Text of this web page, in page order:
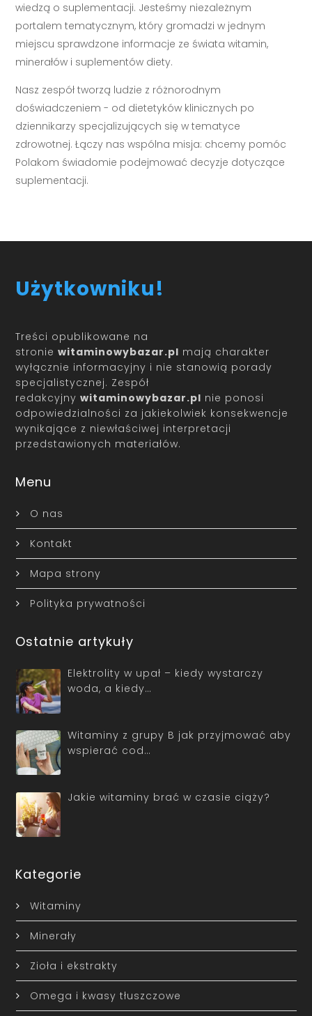
wiedzą o suplementacji. Jesteśmy niezależnym
portalem tematycznym, który gromadzi w jednym
miejscu sprawdzone informacje ze świata witamin,
minerałów i suplementów diety.
Nasz zespół tworzą ludzie z różnorodnym
doświadczeniem - od dietetyków klinicznych po
dziennikarzy specjalizujących się w tematyce
zdrowotnej. Łączy nas wspólna misja: chcemy pomóc
Polakom świadomie podejmować decyzje dotyczące
suplementacji.
Użytkowniku!
Treści opublikowane na
stroniewitaminowybazar.pl mają charakter
wyłącznie informacyjny i nie stanowią porady
specjalistycznej. Zespół
redakcyjnywitaminowybazar.pl nie ponosi
odpowiedzialności za jakiekolwiek konsekwencje
wynikające z niewłaściwej interpretacji
przedstawionych materiałów.
Menu
O nas
Kontakt
Mapa strony
Polityka prywatności
Ostatnie artykuły
Elektrolity w upał – kiedy wystarczy
woda, a kiedy…
Witaminy z grupy B jak przyjmować aby
wspierać cod…
Jakie witaminy brać w czasie ciąży?
Kategorie
Witaminy
Minerały
Zioła i ekstrakty
Omega i kwasy tłuszczowe